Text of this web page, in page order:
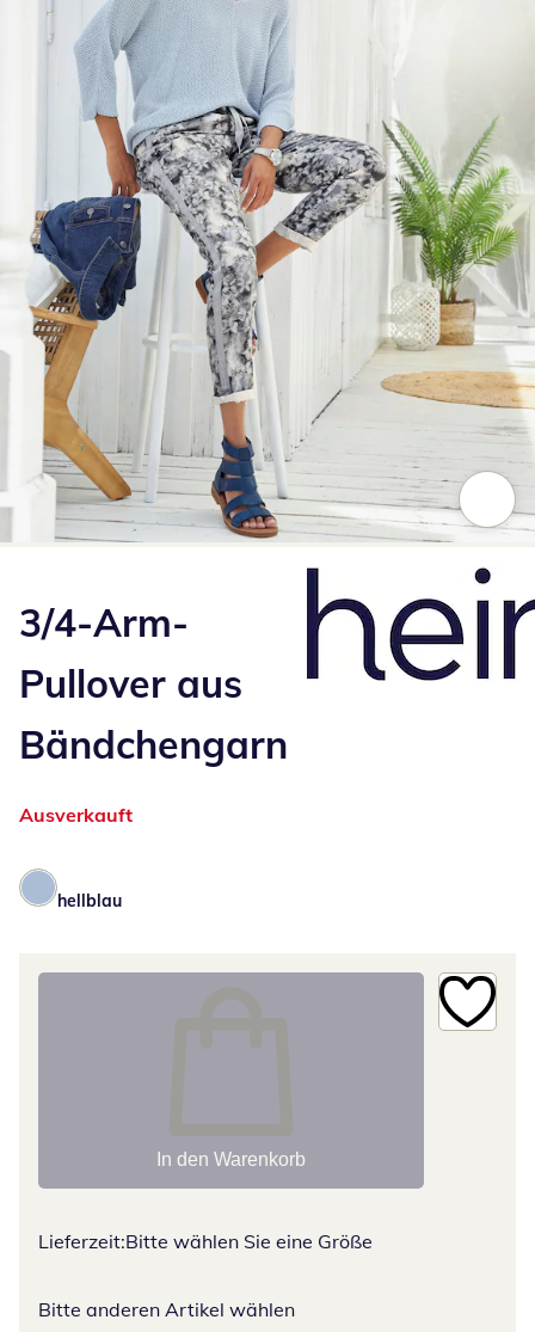
3/4-Arm-
Pullover aus
Bändchengarn
Ausverkauft
hellblau
In den Warenkorb
Lieferzeit:Bitte wählen Sie eine Größe
Bitte anderen Artikel wählen